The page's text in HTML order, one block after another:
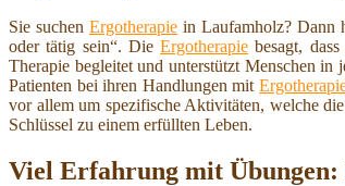
Sie suchen Ergotherapie in Laufamholz? Dann
oder tätig sein“. DieErgotherapie besagt,
Therapie begleitet und unterstützt Menschen
Patienten bei ihren Handlungen mit
vor allem um spezifische Aktivitäten, welche
Schlüssel zu einem erfüllten Leben.
Viel Erfahrung mit